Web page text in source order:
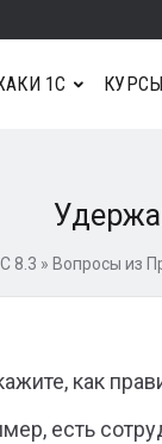
1С
8.3 » Вопросы из
как
есть